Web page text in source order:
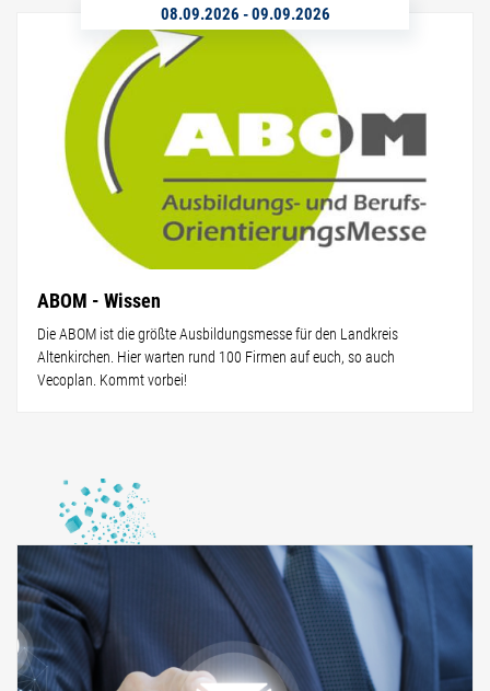
08.09.2026 -09.09.2026
ABOM - Wissen
Die ABOM ist die größte Ausbildungsmesse für den Landkreis
Altenkirchen. Hier warten rund 100 Firmen auf euch, so auch
Vecoplan. Kommt vorbei!